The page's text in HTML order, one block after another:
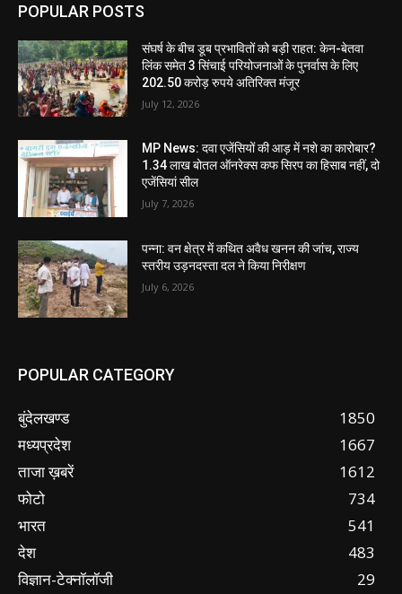
POPULAR POSTS
संघर्ष के बीच डूब प्रभावितों को बड़ी राहत: केन-बेतवा
लिंक समेत 3 सिंचाई परियोजनाओं के पुनर्वास के लिए
202.50 करोड़ रुपये अतिरिक्त मंजूर
July 12, 2026
MP News: दवा एजेंसियों की आड़ में नशे का कारोबार?
1.34 लाख बोतल ऑनरेक्स कफ सिरप का हिसाब नहीं, दो
एजेंसियां सील
July 7, 2026
पन्ना: वन क्षेत्र में कथित अवैध खनन की जांच, राज्य
स्तरीय उड़नदस्ता दल ने किया निरीक्षण
July 6, 2026
POPULAR CATEGORY
बुंदेलखण्ड
1850
मध्यप्रदेश
1667
ताजा ख़बरें
1612
फोटो
734
भारत
541
देश
483
विज्ञान-टेक्नॉलॉजी
29